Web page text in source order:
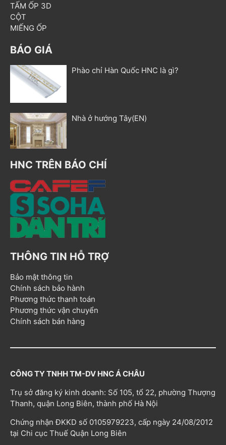
TẤM ỐP 3D
CỘT
MIẾNG ỐP
BÁO GIÁ
Phào chỉ Hàn Quốc HNC là gì?
Nhà ở hướng Tây(EN)
HNC TRÊN BÁO CHÍ
THÔNG TIN HỖ TRỢ
Bảo mật thông tin
Chính sách bảo hành
Phương thức thanh toán
Phương thức vận chuyển
Chính sách bán hàng
CÔNG TY TNHH TM-DV HNC Á CHÂU
Trụ sở đăng ký kinh doanh: Số 105, tổ 22, phường Thượng
Thanh, quận Long Biên, thành phố Hà Nội
Chứng nhận ĐKKD số 0105979223, cấp ngày 24/08/2012
tại Chi cục Thuế Quận Long Biên